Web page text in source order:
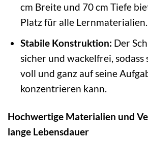
cm Breite und 70 cm Tiefe
Platz für alle Lernmaterialien.
Stabile Konstruktion: Der
sicher und wackelfrei, sodass
voll und ganz auf seine
konzentrieren kann.
Hochwertige Materialien und
lange Lebensdauer